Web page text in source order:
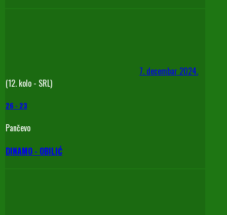
7. decembar 2024.
(12. kolo - SRL)
26 - 23
Pančevo
DINAMO - OBILIĆ